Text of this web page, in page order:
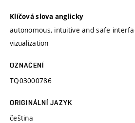
Klíčová slova anglicky
autonomous, intuitive and safe
vizualization
OZNAČENÍ
TQ03000786
ORIGINÁLNÍ JAZYK
čeština